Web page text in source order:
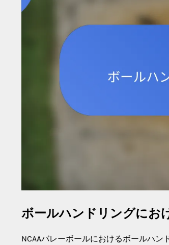
ボールハンドリングにお
NCAAバレーボールにおけるボールハ